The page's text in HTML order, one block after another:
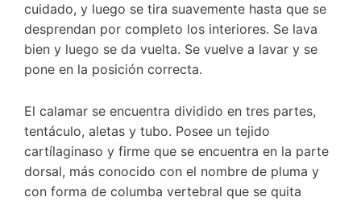
cuidado, y luego se tira suavemente hasta que se
desprendan por completo los interiores. Se lava
bien y luego se da vuelta. Se vuelve a lavar y se
pone en la posición correcta.
El calamar se encuentra dividido en tres partes,
tentáculo, aletas y tubo. Posee un tejido
cartílaginaso y firme que se encuentra en la parte
dorsal, más conocido con el nombre de pluma y
con forma de columba vertebral que se quita